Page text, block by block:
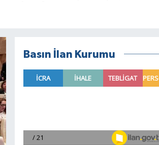
Basın İlan Kurumu